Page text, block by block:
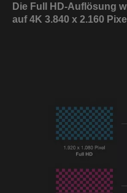
Die Full HD-Auflösung
auf 4K 3.840 x 2.160